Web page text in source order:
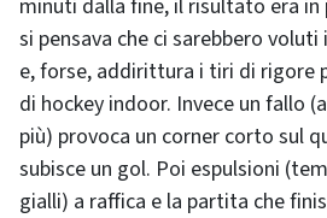
minuti dalla fine, il risultato era
si pensava che ci sarebbero
e, forse, addirittura i tiri di rigore
di hockey indoor. Invece un fallo
più) provoca un corner corto sul
subisce un gol. Poi espulsioni
gialli) a raffica e la partita che